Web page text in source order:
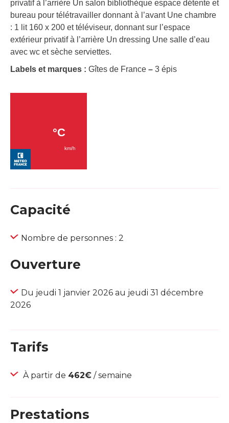
privatif à l’arrière Un salon bibliothèque espace détente et
bureau pour télétravailler donnant à l’avant Une chambre
: 1 lit 160 x 200 et téléviseur, donnant sur l’espace
extérieur privatif à l’arrière Un dressing Une salle d’eau
avec wc et sèche serviettes.
Labels et marques : Gîtes de France – 3 épis
Capacité
Nombre de personnes : 2
Ouverture
Du jeudi 1 janvier 2026 au jeudi 31 décembre
2026
Tarifs
À partir de 462€ / semaine
Prestations